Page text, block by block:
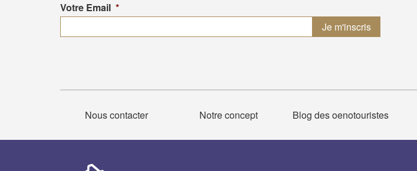
Votre Email *
Nous contacter Notre concept Blog des oenotouristes